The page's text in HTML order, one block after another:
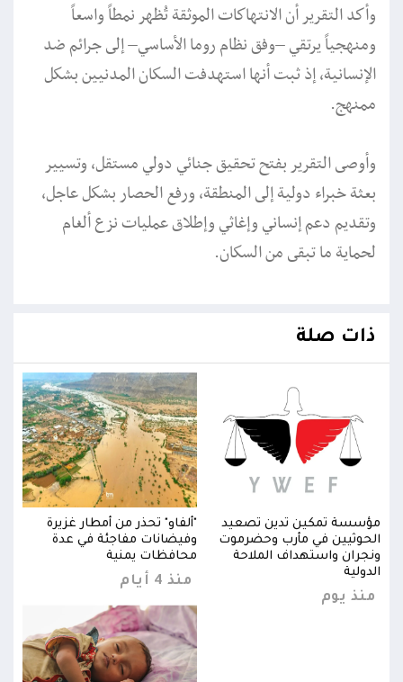
وأكد التقرير أن الانتهاكات الموثقة تُظهر نمطاً واسعاً
ومنهجياً يرتقي –وفق نظام روما الأساسي– إلى جرائم ضد
الإنسانية، إذ ثبت أنها استهدفت السكان المدنيين بشكل
ممنهج.
وأوصى التقرير بفتح تحقيق جنائي دولي مستقل، وتسيير
بعثة خبراء دولية إلى المنطقة، ورفع الحصار بشكل عاجل،
وتقديم دعم إنساني وإغاثي وإطلاق عمليات نزع ألغام
لحماية ما تبقى من السكان.
ذات صلة
مؤسسة تمكين تدين تصعيد
الحوثيين في مأرب وحضرموت
ونجران واستهداف الملاحة
الدولية
منذ يوم
"ألفاو" تحذر من أمطار غزيرة
وفيضانات مفاجئة في عدة
محافظات يمنية
منذ 4 أيام